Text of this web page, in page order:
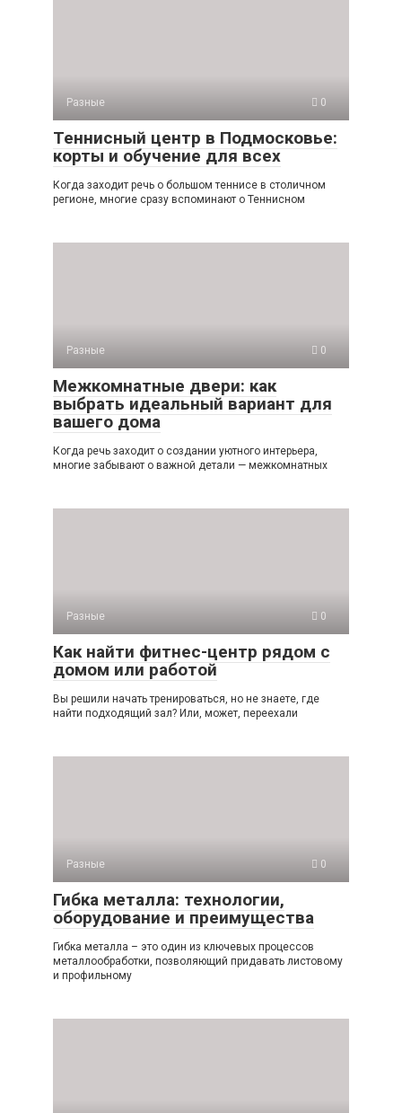
Разные 0
Теннисный центр в Подмосковье:
корты и обучение для всех
Когда заходит речь о большом теннисе в столичном
регионе, многие сразу вспоминают о Теннисном
Разные 0
Межкомнатные двери: как
выбрать идеальный вариант для
вашего дома
Когда речь заходит о создании уютного интерьера,
многие забывают о важной детали — межкомнатных
Разные 0
Как найти фитнес-центр рядом с
домом или работой
Вы решили начать тренироваться, но не знаете, где
найти подходящий зал? Или, может, переехали
Разные 0
Гибка металла: технологии,
оборудование и преимущества
Гибка металла – это один из ключевых процессов
металлообработки, позволяющий придавать листовому
и профильному